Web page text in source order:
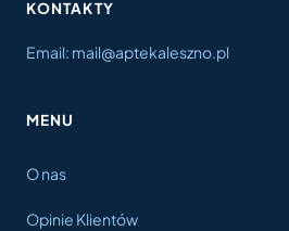
KONTAKTY
Email: mail@aptekaleszno.pl
MENU
O nas
Opinie Klientów